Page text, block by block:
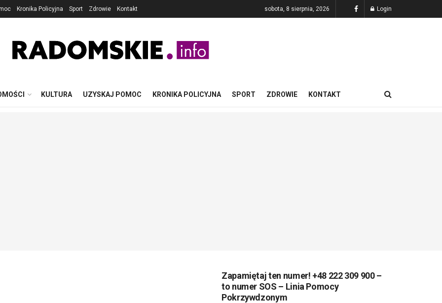
Kronika Policyjna Sport Zdrowie Kontakt sobota, 8 sierpnia, 2026 Login
KULTURA UZYSKAJ POMOC KRONIKA POLICYJNA SPORT ZDROWIE KONTAKT
Zapamiętaj ten numer! +48 222 309 900 –
to numer SOS – Linia Pomocy
Pokrzywdzonym